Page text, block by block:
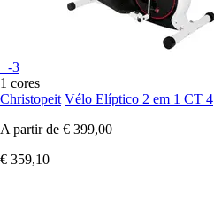
+-3
1 cores
Christopeit Vélo Elíptico 2 em 1 CT 4
A partir de € 399,00
€ 359,10